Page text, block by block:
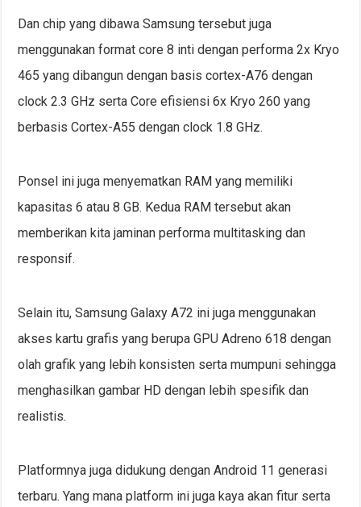
Dan chip yang dibawa Samsung tersebut juga
menggunakan format core 8 inti dengan performa 2x Kryo
465 yang dibangun dengan basis cortex-A76 dengan
clock 2.3 GHz serta Core efisiensi 6x Kryo 260 yang
berbasis Cortex-A55 dengan clock 1.8 GHz.
Ponsel ini juga menyematkan RAM yang memiliki
kapasitas 6 atau 8 GB. Kedua RAM tersebut akan
memberikan kita jaminan performa multitasking dan
responsif.
Selain itu, Samsung Galaxy A72 ini juga menggunakan
akses kartu grafis yang berupa GPU Adreno 618 dengan
olah grafik yang lebih konsisten serta mumpuni sehingga
menghasilkan gambar HD dengan lebih spesifik dan
realistis.
Platformnya juga didukung dengan Android 11 generasi
terbaru. Yang mana platform ini juga kaya akan fitur serta